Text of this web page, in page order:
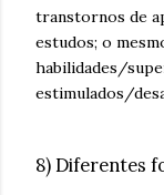
transtornos de
estudos; o
habilidades/
estimulados/
8) Diferentes